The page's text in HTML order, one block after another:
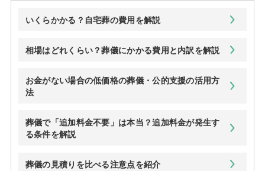
いくらかかる？自宅葬の費用を解説
相場はどれくらい？葬儀にかかる費用と内訳を解説
お金がない場合の低価格の葬儀・公的支援の活用方
法
葬儀で「追加料金不要」は本当？追加料金が発生す
る条件を解説
葬儀の見積りを比べる注意点を紹介